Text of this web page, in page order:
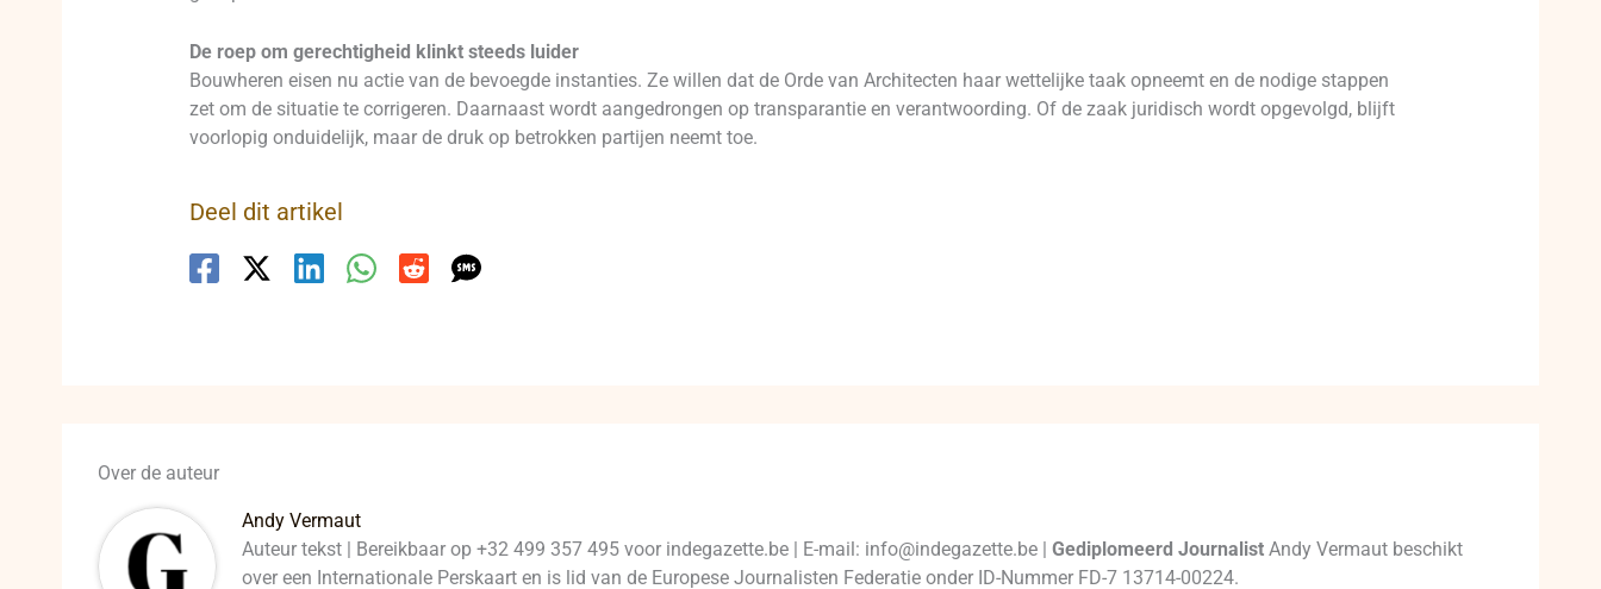
De roep om gerechtigheid klinkt steeds luider
Bouwheren eisen nu actie van de bevoegde instanties. Ze willen dat de Orde van Architecten haar wettelijke taak opneemt en de nodige stappen
zet om de situatie te corrigeren. Daarnaast wordt aangedrongen op transparantie en verantwoording. Of de zaak juridisch wordt opgevolgd, blijft
voorlopig onduidelijk, maar de druk op betrokken partijen neemt toe.
Deel dit artikel
Over de auteur
Andy Vermaut
Auteur tekst | Bereikbaar op +32 499 357 495 voor indegazette.be | E-mail: info@indegazette.be |Gediplomeerd Journalist Andy Vermaut beschikt
over een Internationale Perskaart en is lid van de Europese Journalisten Federatie onder ID-Nummer FD-7 13714-00224.